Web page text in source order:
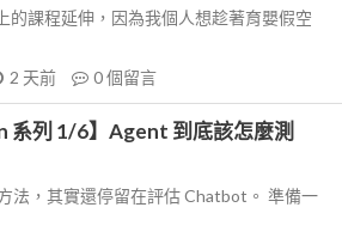
的課程延伸，因為我個人想趁著育嬰假空
2 天前 0個留言
系列 1/6】Agent 到底該怎麼測
法，其實還停留在評估 Chatbot。 準備一